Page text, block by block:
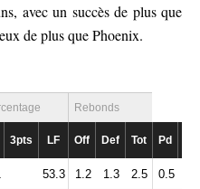
avec un succès de plus que
de plus que Phoenix.
Rebonds
3pts LF Off Def Tot Pd
53.3 1.2 1.3 2.5 0.5